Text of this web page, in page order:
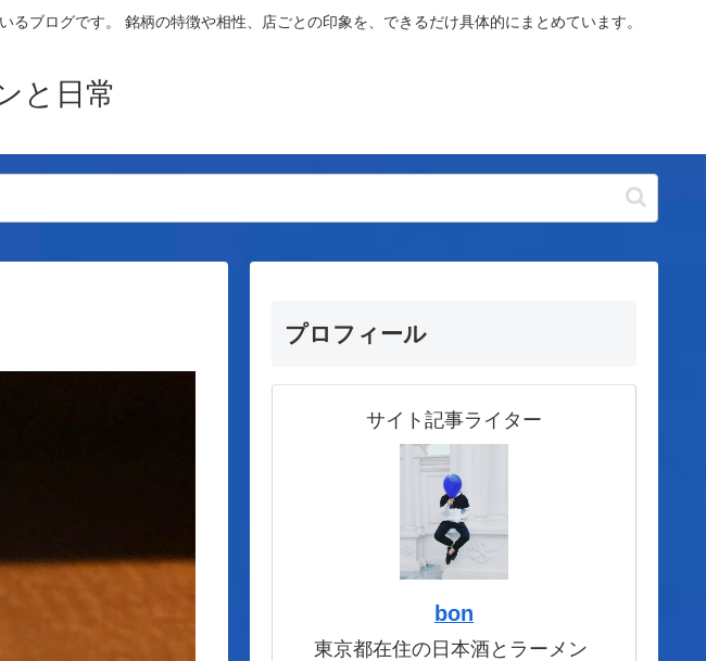
ブログです。 銘柄の特徴や相性、店ごとの印象を、できるだけ具体的にまとめています。
と日常
プロフィール
サイト記事ライター
bon
東京都在住の日本酒とラーメン